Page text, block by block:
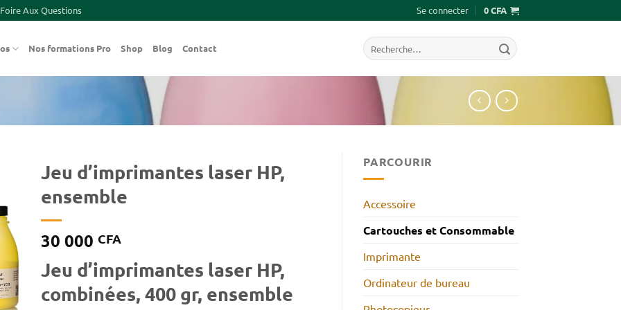
Foire Aux Questions Se connecter 0CFA
Nos formations Pro Shop Blog Contact
Recherche
pour :
Jeu d’imprimantes laser HP,
ensemble
30 000 CFA
Jeu d’imprimantes laser HP,
combinées, 400 gr, ensemble
PARCOURIR
Accessoire
Cartouches et Consommable
Imprimante
Ordinateur de bureau